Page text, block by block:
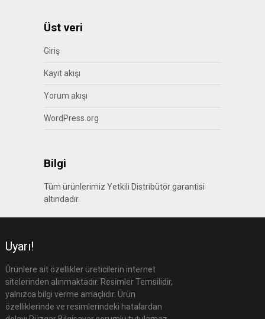
Üst veri
Giriş
Kayıt akışı
Yorum akışı
WordPress.org
Bilgi
Tüm ürünlerimiz Yetkili Distribütör garantisi
altındadır.
Uyarı!
Ürünlere ait özellikler üreticilerin internet
sitelerinden alınmaktadır. Resimler Temsilidir,
yalnızca bilgi verme amaçlıdır. Ürün
özelliklerinde ve resimlerindeki hatalardan